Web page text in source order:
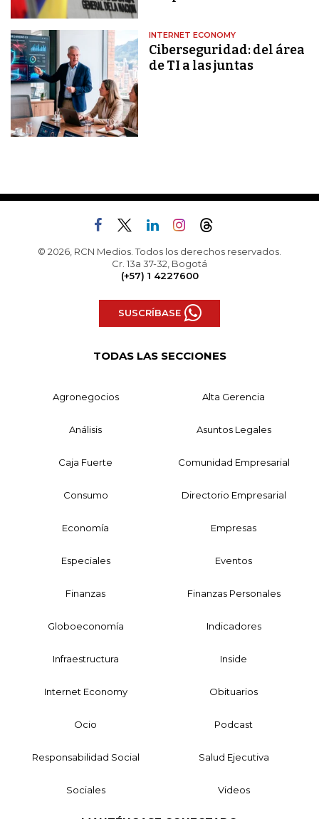
INTERNET ECONOMY
Ciberseguridad: del área
de TI a las juntas
© 2026, RCN Medios. Todos los derechos reservados.
Cr. 13a 37-32, Bogotá
(+57) 1 4227600
SUSCRÍBASE
TODAS LAS SECCIONES
Agronegocios Alta Gerencia
Análisis Asuntos Legales
Caja Fuerte Comunidad Empresarial
Consumo Directorio Empresarial
Economía Empresas
Especiales Eventos
Finanzas Finanzas Personales
Globoeconomía Indicadores
Infraestructura Inside
Internet Economy Obituarios
Ocio Podcast
Responsabilidad Social Salud Ejecutiva
Sociales Videos